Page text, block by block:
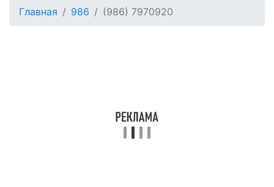
Главная 986 (986) 7970920